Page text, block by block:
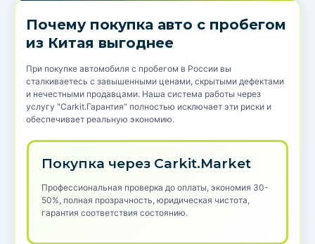
Почему покупка авто с пробегом
из Китая выгоднее
При покупке автомобиля с пробегом в России вы
сталкиваетесь с завышенными ценами, скрытыми дефектами
и нечестными продавцами. Наша система работы через
услугу "Carkit.Гарантия" полностью исключает эти риски и
обеспечивает реальную экономию.
Покупка через Carkit.Market
Профессиональная проверка до оплаты, экономия 30-
50%, полная прозрачность, юридическая чистота,
гарантия соответствия состоянию.